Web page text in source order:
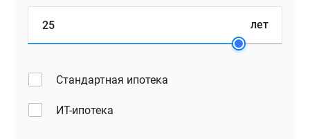
лет
Стандартная ипотека
ИТ-ипотека